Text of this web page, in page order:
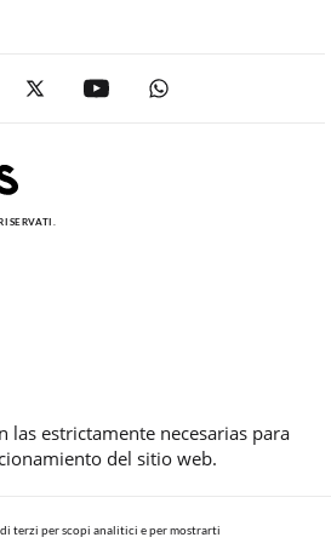
las estrictamente necesarias para
del sitio web.
ofrecerle una experiencia en el sitio
terzi per scopi analitici e per mostrarti